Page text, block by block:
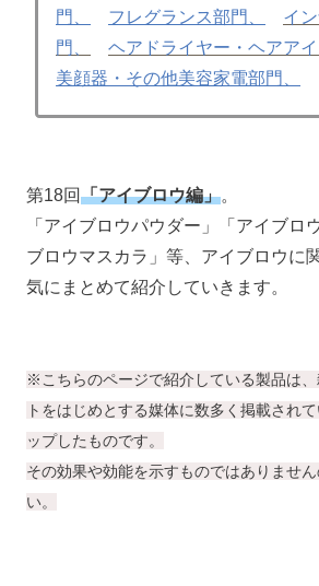
門、
フレグランス部門、
イ
門、
ヘアドライヤー・ヘアアイ
美顔器・その他美容家電部門、
第18回「アイブロウ編」。
「アイブロウパウダー」「アイブロ
ブロウマスカラ」等、アイブロウに
気にまとめて紹介していきます。
※こちらのページで紹介している製品は
トをはじめとする媒体に数多く掲載され
ップしたものです。
その効果や効能を示すものではありませ
い。